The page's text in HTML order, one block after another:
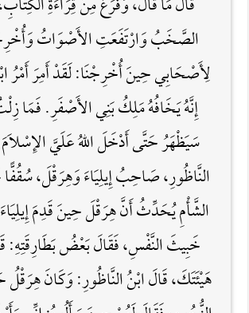
الصَّخَبُ وَارْتَفَعَتِ الأَصْوَاتُ
لِأَصْحَابِي حِينَ أُخْرِجْنَا: لَقَدْ أَمِرَ أَمْرُ
إِنَّهُ يَخَافُهُ مَلِكُ بَنِي الأَصْفَرِ. فَمَا
سَيَظْهَرُ حَتَّى أَدْخَلَ اللَّهُ عَلَيَّ
النَّاظُورِ، صَاحِبُ إِيلِيَاءَ وَهِرَقْلَ،
الشَّأْمِ يُحَدِّثُ أَنَّ هِرَقْلَ حِينَ قَدِمَ
خَبِيثَ النَّفْسِ، فَقَالَ بَعْضُ بَطَارِقَتِهِ:
هَيْئَتَكَ، قَالَ ابْنُ النَّاظُورِ: وَكَانَ هِرَقْلُ